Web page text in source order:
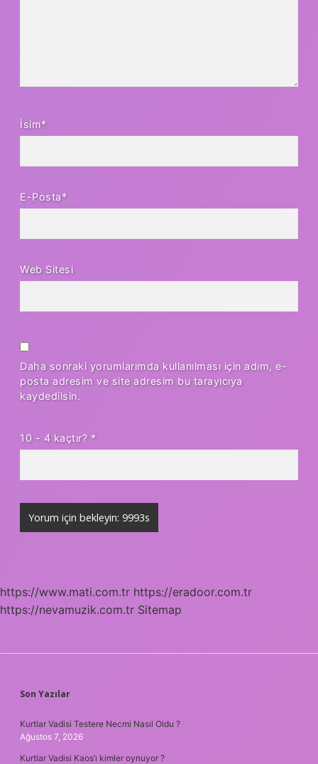
İsim*
E-Posta*
Web Sitesi
Daha sonraki yorumlarımda kullanılması için adım, e-
posta adresim ve site adresim bu tarayıcıya
kaydedilsin.
10 - 4 kaçtır? *
https://www.mati.com.tr https://eradoor.com.tr
https://nevamuzik.com.tr Sitemap
SIDEBAR
Son Yazılar
Kurtlar Vadisi Testere Necmi Nasıl Oldu ?
Ağustos 7, 2026
Kurtlar Vadisi Kaos’ı kimler oynuyor ?